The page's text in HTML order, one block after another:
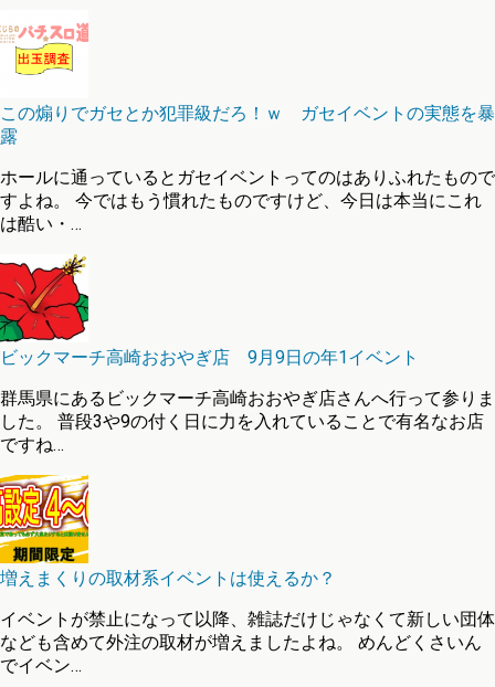
この煽りでガセとか犯罪級だろ！ｗ ガセイベントの実態を暴
露
ホールに通っているとガセイベントってのはありふれたもので
すよね。 今ではもう慣れたものですけど、今日は本当にこれ
は酷い・…
ビックマーチ高崎おおやぎ店 9月9日の年1イベント
群馬県にあるビックマーチ高崎おおやぎ店さんへ行って参りま
した。 普段3や9の付く日に力を入れていることで有名なお店
ですね…
増えまくりの取材系イベントは使えるか？
イベントが禁止になって以降、雑誌だけじゃなくて新しい団体
なども含めて外注の取材が増えましたよね。 めんどくさいん
でイベン…